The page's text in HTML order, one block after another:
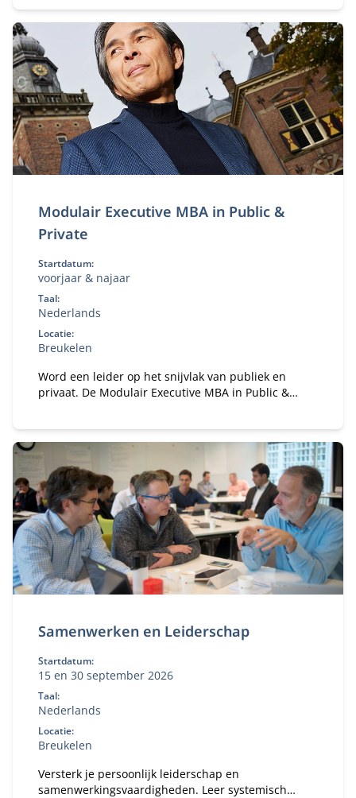
Modulair Executive MBA in Public &
Private
Startdatum:
voorjaar & najaar
Taal:
Nederlands
Locatie:
Breukelen
Word een leider op het snijvlak van publiek en
privaat. De Modulair Executive MBA in Public &
Samenwerken en Leiderschap
Startdatum:
15 en 30 september 2026
Taal:
Nederlands
Locatie:
Breukelen
Versterk je persoonlijk leiderschap en
samenwerkingsvaardigheden. Leer systemisch